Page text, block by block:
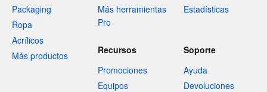
Packaging
Ropa
Acrílicos
Más productos
Más herramientas
Pro
Estadísticas
Recursos
Promociones
Equipos
Soporte
Ayuda
Devoluciones